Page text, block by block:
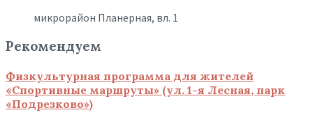
микрорайон Планерная, вл. 1
Рекомендуем
Физкультурная программа для жителей
«Спортивные маршруты» (ул. 1-я Лесная, парк
«Подрезково»)